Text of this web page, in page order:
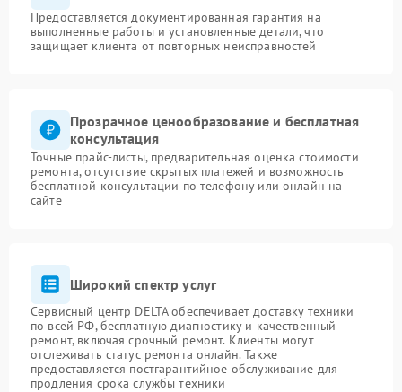
Предоставляется документированная гарантия на
выполненные работы и установленные детали, что
защищает клиента от повторных неисправностей
Прозрачное ценообразование и бесплатная
консультация
Точные прайс-листы, предварительная оценка стоимости
ремонта, отсутствие скрытых платежей и возможность
бесплатной консультации по телефону или онлайн на
сайте
Широкий спектр услуг
Сервисный центр DELTA обеспечивает доставку техники
по всей РФ, бесплатную диагностику и качественный
ремонт, включая срочный ремонт. Клиенты могут
отслеживать статус ремонта онлайн. Также
предоставляется постгарантийное обслуживание для
продления срока службы техники